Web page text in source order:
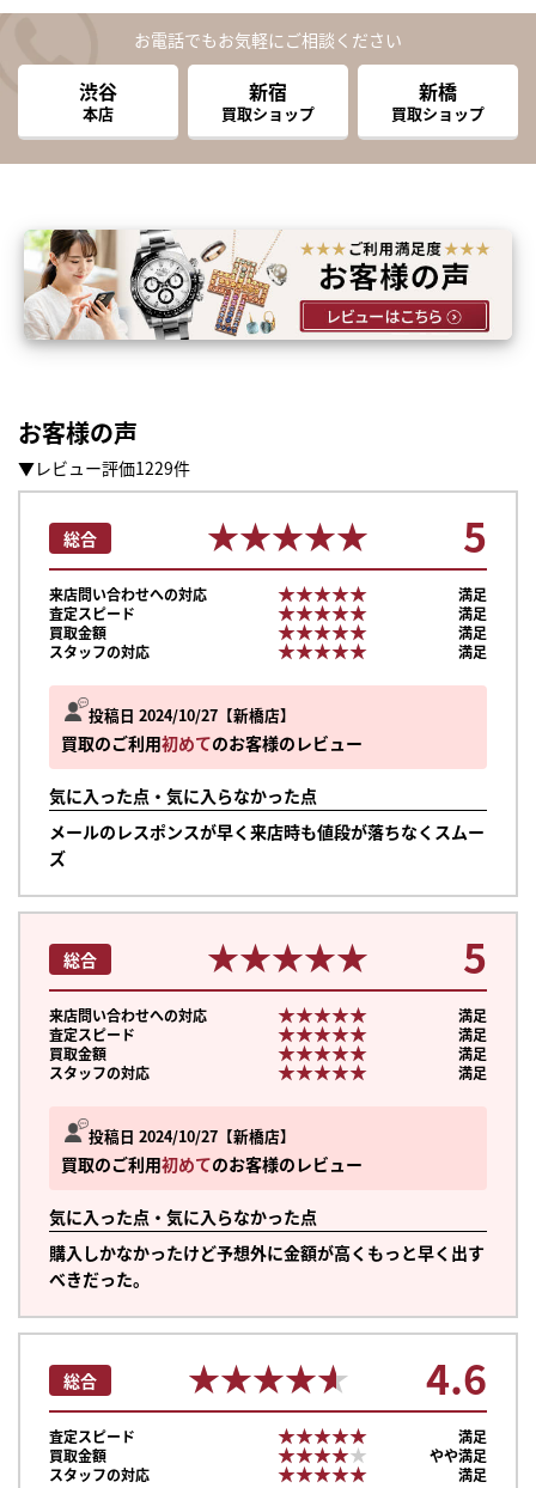
お電話でもお気軽にご相談ください
渋谷
本店
新宿
買取ショップ
新橋
買取ショップ
お客様の声
▼レビュー評価1229件
投稿日 2024/10/27 新橋店
買取のご利用初めてのお客様のレビュー
気に入った点・気に入らなかった点
メールのレスポンスが早く来店時も値段が落ちなくスムー
ズ
総合 ★★★★★
★★★★★ 5
来店問い合わせへの対応 ★★★★★
★★★★★
満足
査定スピード
★★★★★
★★★★★
満足
買取金額
★★★★★
★★★★★
満足
スタッフの対応
★★★★★
★★★★★ 満足
投稿日 2024/10/27 新橋店
買取のご利用初めてのお客様のレビュー
気に入った点・気に入らなかった点
購入しかなかったけど予想外に金額が高くもっと早く出す
べきだった。
総合 ★★★★★
★★★★★ 5
来店問い合わせへの対応 ★★★★★
★★★★★
満足
査定スピード
★★★★★
★★★★★
満足
買取金額
★★★★★
★★★★★
満足
スタッフの対応
★★★★★
★★★★★ 満足
総合 ★★★★★
★★★★★ 4.6
査定スピード ★★★★★
★★★★★
満足
買取金額
★★★★★
★★★★★
やや満足
スタッフの対応
★★★★★
★★★★★ 満足